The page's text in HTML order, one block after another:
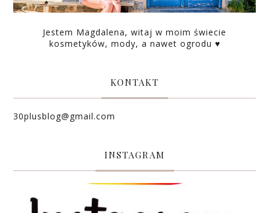
Jestem Magdalena, witaj w moim świecie
kosmetyków, mody, a nawet ogrodu ♥
KONTAKT
30plusblog@gmail.com
INSTAGRAM